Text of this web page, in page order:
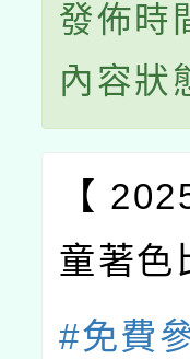
發佈時
內容狀
【
童著色
#免費